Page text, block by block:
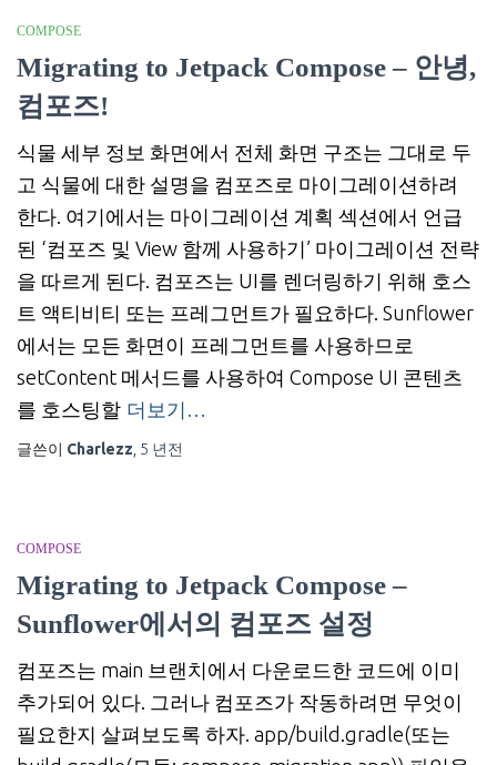
COMPOSE
Migrating to Jetpack Compose – 안녕,
컴포즈!
식물 세부 정보 화면에서 전체 화면 구조는 그대로 두
고 식물에 대한 설명을 컴포즈로 마이그레이션하려
한다. 여기에서는 마이그레이션 계획 섹션에서 언급
된 ‘컴포즈 및 View 함께 사용하기’ 마이그레이션 전략
을 따르게 된다. 컴포즈는 UI를 렌더링하기 위해 호스
트 액티비티 또는 프레그먼트가 필요하다. Sunflower
에서는 모든 화면이 프레그먼트를 사용하므로
setContent 메서드를 사용하여 Compose UI 콘텐츠
를 호스팅할 더보기…
글쓴이 Charlezz 5 년전
COMPOSE
Migrating to Jetpack Compose –
Sunflower에서의 컴포즈 설정
컴포즈는 main 브랜치에서 다운로드한 코드에 이미
추가되어 있다. 그러나 컴포즈가 작동하려면 무엇이
필요한지 살펴보도록 하자. app/build.gradle(또는